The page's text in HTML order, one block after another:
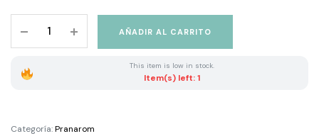
Calmigem
AÑADIR AL CARRITO
This item is low in stock.
Item(s) left: 1
Categoría:Pranarom